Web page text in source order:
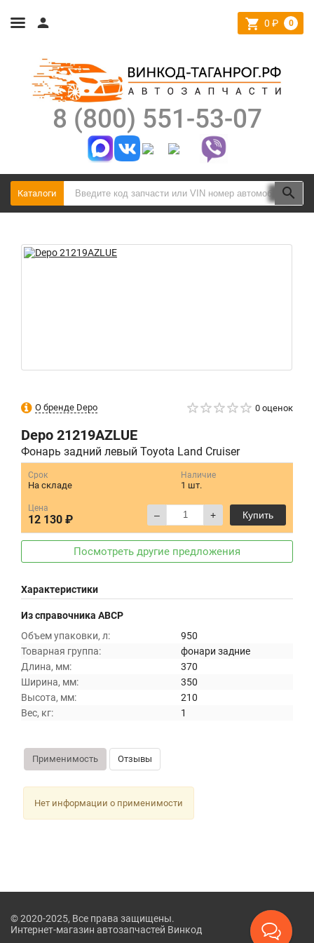
0 ₽ 0
8 (800) 551-53-07
Каталоги
О бренде Depo 0 оценок
Depo 21219AZLUE
Фонарь задний левый Toyota Land Cruiser
Срок
На складе
Наличие
1 шт.
Цена
12 130 ₽ – + Купить
Посмотреть другие предложения
Характеристики
Из справочника ABCP
Объем упаковки, л:
950
Товарная группа:
фонари задние
Длина, мм:
370
Ширина, мм:
350
Высота, мм:
210
Вес, кг:
1
Применимость Отзывы
Нет информации о применимости
© 2020-2025, Все права защищены.
Интернет-магазин автозапчастей Винкод